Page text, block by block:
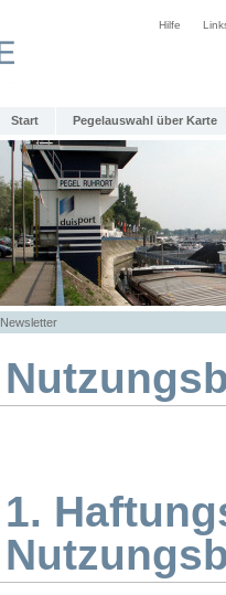
Hilfe
Start Pegelauswahl über Karte
Newsletter
1.